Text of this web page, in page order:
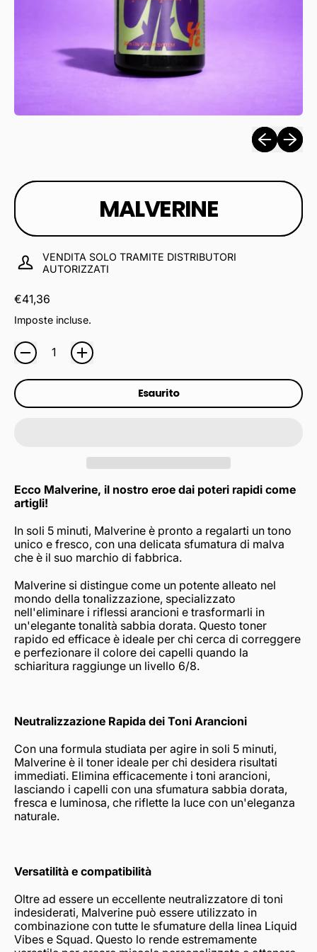
MALVERINE
VENDITA SOLO TRAMITE DISTRIBUTORI
AUTORIZZATI
Prezzo normale
€41,36
Imposte incluse.
Quantità
Esaurito
Ecco Malverine, il nostro eroe dai poteri rapidi come
artigli!
In soli 5 minuti, Malverine è pronto a regalarti un tono
unico e fresco, con una delicata sfumatura di malva
che è il suo marchio di fabbrica.
Malverine si distingue come un potente alleato nel
mondo della tonalizzazione, specializzato
nell'eliminare i riflessi arancioni e trasformarli in
un'elegante tonalità sabbia dorata. Questo toner
rapido ed efficace è ideale per chi cerca di correggere
e perfezionare il colore dei capelli quando la
schiaritura raggiunge un livello 6/8.
Neutralizzazione Rapida dei Toni Arancioni
Con una formula studiata per agire in soli 5 minuti,
Malverine è il toner ideale per chi desidera risultati
immediati. Elimina efficacemente i toni arancioni,
lasciando i capelli con una sfumatura sabbia dorata,
fresca e luminosa, che riflette la luce con un'eleganza
naturale.
Versatilità e compatibilità
Oltre ad essere un eccellente neutralizzatore di toni
indesiderati, Malverine può essere utilizzato in
combinazione con tutte le sfumature della linea Liquid
Vibes e Squad. Questo lo rende estremamente